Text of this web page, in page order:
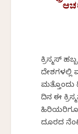
ಕ್ರಿಸ್ಮಸ್
ದೇಶಗಳಲ್ಲಿ
ಮತ್ತೊಂದು
ದಿನ ಈ
ಹಿರಿಯರಿಗೂ
ದೂರದ